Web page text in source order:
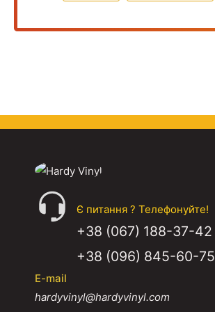
Є питання ? Телефонуйте!
+38 (067) 188-37-42
+38 (096) 845-60-75
E-mail
hardyvinyl@hardyvinyl.com